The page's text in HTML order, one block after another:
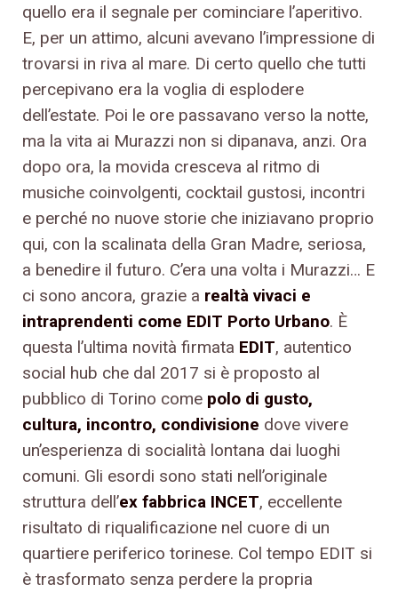
quello era il segnale per cominciare l’aperitivo.
E, per un attimo, alcuni avevano l’impressione di
trovarsi in riva al mare. Di certo quello che tutti
percepivano era la voglia di esplodere
dell’estate. Poi le ore passavano verso la notte,
ma la vita ai Murazzi non si dipanava, anzi. Ora
dopo ora, la movida cresceva al ritmo di
musiche coinvolgenti, cocktail gustosi, incontri
e perché no nuove storie che iniziavano proprio
qui, con la scalinata della Gran Madre, seriosa,
a benedire il futuro. C’era una volta i Murazzi… E
ci sono ancora, grazie a realtà vivaci e
intraprendenti come EDIT Porto Urbano. È
questa l’ultima novità firmata EDIT, autentico
social hub che dal 2017 si è proposto al
pubblico di Torino come polo di gusto,
cultura, incontro, condivisione dove vivere
un’esperienza di socialità lontana dai luoghi
comuni. Gli esordi sono stati nell’originale
struttura dell’ex fabbrica INCET, eccellente
risultato di riqualificazione nel cuore di un
quartiere periferico torinese. Col tempo EDIT si
è trasformato senza perdere la propria